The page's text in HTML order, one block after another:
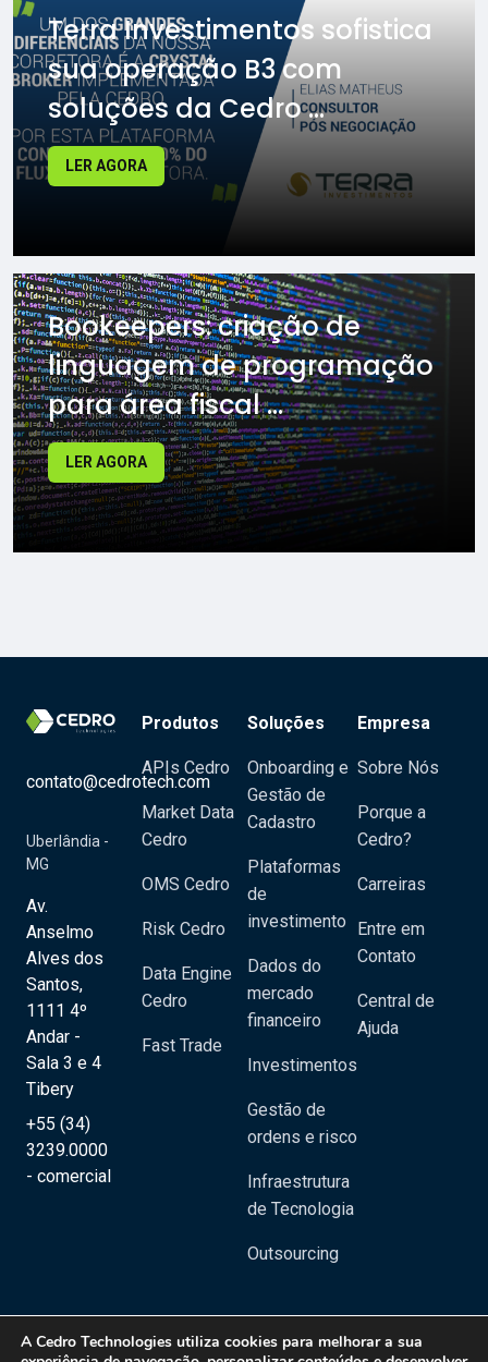
Terra Investimentos sofistica
sua operação B3 com
soluções da Cedro ...
LER AGORA
Bookeepers: criação de
linguagem de programação
para área fiscal ...
LER AGORA
A Cedro Technologies utiliza cookies para melhorar a sua
contato@cedrotech.com
Uberlândia -
MG
Av.
Anselmo
Alves dos
Santos,
1111 4º
Andar -
Sala 3 e 4
Tibery
+55 (34)
3239.0000
- comercial
Produtos
APIs Cedro
Market Data
Cedro
OMS Cedro
Risk Cedro
Data Engine
Cedro
Fast Trade
Soluções
Onboarding e
Gestão de
Cadastro
Plataformas
de
investimento
Dados do
mercado
financeiro
Investimentos
Gestão de
ordens e risco
Infraestrutura
de Tecnologia
Outsourcing
Empresa
Sobre Nós
Porque a
Cedro?
Carreiras
Entre em
Contato
Central de
Ajuda